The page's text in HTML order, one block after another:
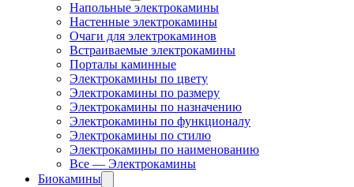
Напольные электрокамины
Настенные электрокамины
Очаги для электрокаминов
Встраиваемые электрокамины
Порталы каминные
Электрокамины по цвету
Электрокамины по размеру
Электрокамины по назначению
Электрокамины по функционалу
Электрокамины по стилю
Электрокамины по наименованию
Все — Электрокамины
Биокамины